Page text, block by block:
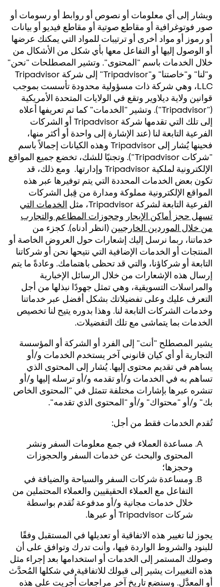
ويشار إلى أي معلومات أو نصوص أو روابط أو رسومات أو
صور فوتوغرافية أو مقاطع صوتية أو مقاطع فيديو أو بيانات
أو رموز أو مواد أخرى أو ترتيبات للمواد التي يمكنك عرضها
أو الوصول إليها أو التفاعل معها بأي شكل من الأشكال من
خلال الخدمات باسم "المحتوى". وتشير المصطلحات "نحن"
و"لنا" و"خاصتنا" و"Tripadvisor" إلى شركة Tripadvisor
LLC، وهي شركة ذات مسؤولية محدودة تأسست بموجب
قوانين ولاية ديلاوير وتقع في الولايات المتحدة الأمريكية
("Tripadvisor"). وتشير "الخدمات" كما تم تعريفها أعلاه
إلى تلك التي تقدمها شركة Tripadvisor أو الشركات
الفرعية التابعة لنا (عند الإشارة إلى واحدة أو أكثر منها،
فحينها يُشار إلى Tripadvisor وهذه الكيانات إجمالاً باسم
"شركات Tripadvisor"). وتجنبًا للشك، تخضع جميع المواقع
الإلكترونية لملكية Tripadvisor وإدارتها. ومع ذلك، قد
تكون بعض الخدمات المحددة التي يتم توفيرها عبر هذه
المواقع الإلكترونية مملوكة ومدارة من قِبل الشركات
الفرعية التابعة لشركة Tripadvisor، مثل
الخدمات التي
تسهل حجز أماكن الإيجار وحجوزات المطاعم والتجارب
من خلال الموردين الخارجيين (انظر أدناه). كجزء من
خدماتنا، ربما نرسل إليك إشعارات حول العروض الخاصة أو
المنتجات أو الخدمات الإضافية التي نتيحها نحن أو شركاتنا
التابعة أو شركاؤنا، والتي قد تحظى باهتمامك. وعادةً ما يتم
إرسال هذه الإشعارات من خلال الرسائل الإخبارية
والمراسلات التسويقية، وهي تمثل جهودًا نبذلها من أجل
التعرف عليك وعلى تفضيلاتك بشكل أفضل عبر خدماتنا
وخدمات الشركات التابعة لنا. وهذا بدوره يتيح لنا تخصيص
الخدمات بما يتماشى مع تلك التفضيلات.
يشير المصطلح "أنت" إلى الفرد أو الشركة أو المؤسسة
التجارية أو أي كيان قانوني آخر يستخدم الخدمات و/أو
يساهم في تقديم محتوى إليها. يُشار إلى المحتوى الذي
تساهم به في الخدمات و/أو تقدمه و/أو ترسله إليها و/أو
تنشره عبرها بإشارات مختلفة تتمثل في "المحتوى الخاص
بك" و/أو "محتواك" و/أو "المحتوى الذي تقدمه".
تُقدم الخدمات فقط من أجل:
مساعدة العملاء في جمع معلومات السفر ونشر
المحتوى والبحث عن خدمات السفر والحجوزات
وحجزها؛
ومساعدة شركات السفر والسياحة والضيافة في
التفاعل مع العملاء الحقيقيين والعملاء المحتملين من
خلال خدمات مجانية و/أو مدفوعة تُقدم بواسطة
شركات Tripadvisor أو عبرها.
يجوز لنا تغيير هذه الاتفاقية أو تعديلها في المستقبل وفقًا
للبنود والشروط الواردة فيها، وأنت تدرك وتوافق على أن
وصولك المستمر إلى الخدمات أو استخدامها بعد إجراء مثل
هذه التغييرات يشير إلى قبولك للاتفاقية في شكلها المُحدَّث
أو المعدَّل. وسنضع تاريخ آخر مراجعات أُجريت على هذه